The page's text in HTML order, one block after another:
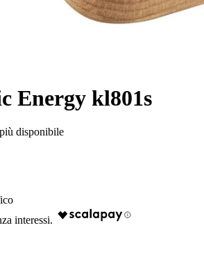
Energy kl801s
disponibile